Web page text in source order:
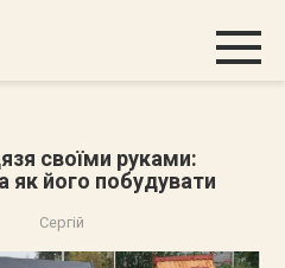
своїми руками:
як його побудувати
Сергій